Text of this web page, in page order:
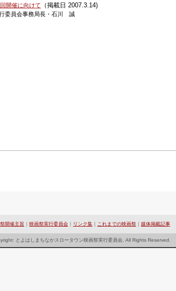
開催に向けて （掲載日 2007.3.14)
委員会事務局長・石川 誠
開催主旨 ｜ 映画祭実行委員会 ｜ リンク集 ｜ これまでの映画祭 ｜ 媒体掲載記事
とよはしまちなかスロータウン映画祭実行委員会, All Rights Reserved.